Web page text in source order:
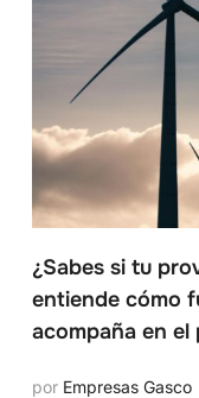
¿Sabes si tu
entiende cómo
acompaña en el
por Empresas Gasco